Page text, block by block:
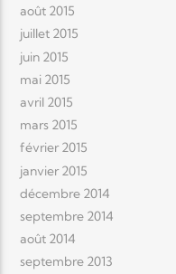
août 2015
juillet 2015
juin 2015
mai 2015
avril 2015
mars 2015
février 2015
janvier 2015
décembre 2014
septembre 2014
août 2014
septembre 2013